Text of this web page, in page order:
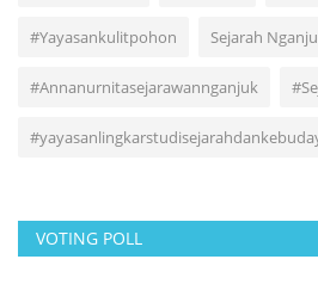
#Yayasankulitpohon Sejarah
#Annanurnitasejarawannganjuk
VOTING POLL